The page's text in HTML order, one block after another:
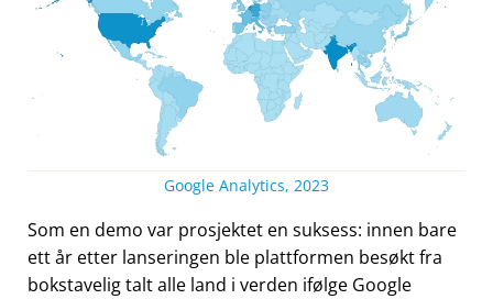
Google Analytics, 2023
Som en demo var prosjektet en suksess: innen bare
ett år etter lanseringen ble plattformen besøkt fra
bokstavelig talt alle land i verden ifølge Google